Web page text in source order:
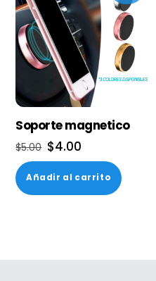
Soporte magnetico
$5.00 El
precio
original
era:
$4.00
precio
actual
es:
Añadir al carrito